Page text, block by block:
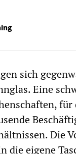
sich
Eine
Die
die eigene